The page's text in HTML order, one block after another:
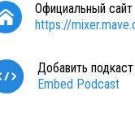
Официальный сайт
https://
Добавить
Embed Podcast